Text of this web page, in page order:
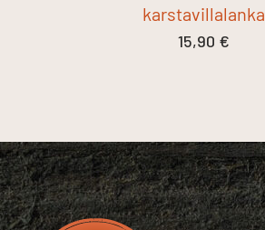
karstavillalanka
15,90 €